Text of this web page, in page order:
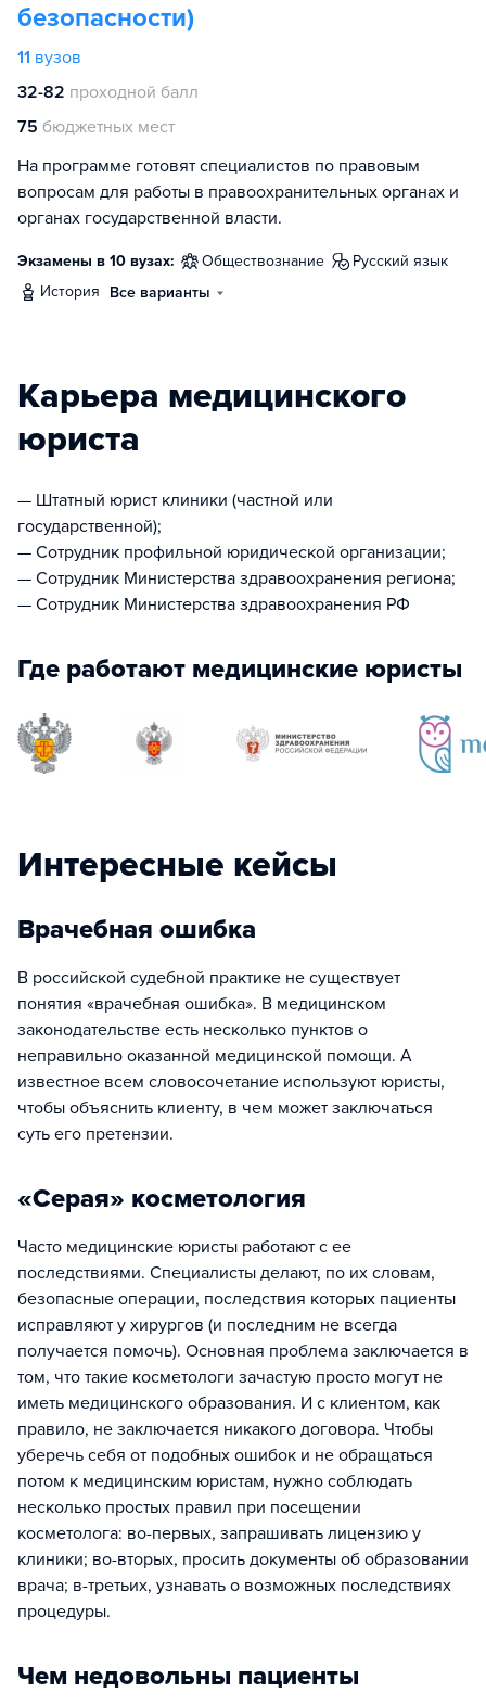
безопасности)
11 вузов
32-82 проходной балл
75 бюджетных мест
На программе готовят специалистов по правовым
вопросам для работы в правоохранительных органах и
органах государственной власти.
Экзамены в 10 вузах: обществознание
русский язык
история
Все варианты
Карьера медицинского
юриста
— Штатный юрист клиники (частной или
государственной);
— Сотрудник профильной юридической организации;
— Сотрудник Министерства здравоохранения региона;
— Сотрудник Министерства здравоохранения РФ
Где работают медицинские юристы
Интересные кейсы
Врачебная ошибка
В российской судебной практике не существует
понятия «врачебная ошибка». В медицинском
законодательстве есть несколько пунктов о
неправильно оказанной медицинской помощи. А
известное всем словосочетание используют юристы,
чтобы объяснить клиенту, в чем может заключаться
суть его претензии.
«Серая» косметология
Часто медицинские юристы работают с ее
последствиями. Специалисты делают, по их словам,
безопасные операции, последствия которых пациенты
исправляют у хирургов (и последним не всегда
получается помочь). Основная проблема заключается в
том, что такие косметологи зачастую просто могут не
иметь медицинского образования. И с клиентом, как
правило, не заключается никакого договора. Чтобы
уберечь себя от подобных ошибок и не обращаться
потом к медицинским юристам, нужно соблюдать
несколько простых правил при посещении
косметолога: во-первых, запрашивать лицензию у
клиники; во-вторых, просить документы об образовании
врача; в-третьих, узнавать о возможных последствиях
процедуры.
Чем недовольны пациенты